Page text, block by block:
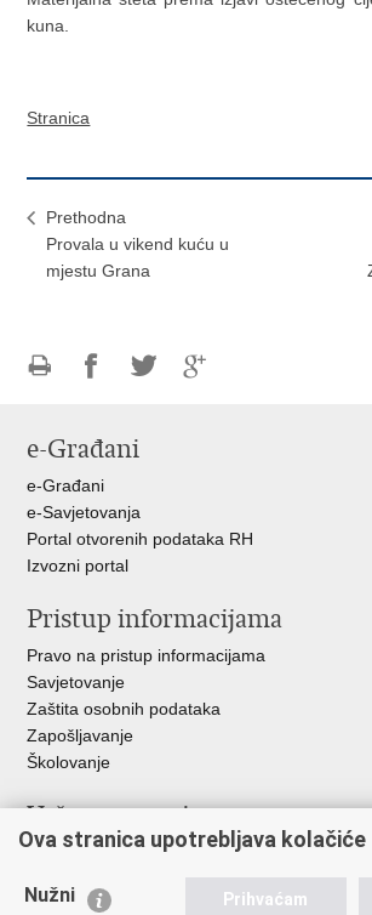
kuna.
Stranica
Prethodna
Provala u vikend kuću u
mjestu Grana
FacebookuTwitteru
e-Građani
e-Građani
e-Savjetovanja
Portal otvorenih podataka RH
Izvozni portal
Pristup informacijama
Pravo na pristup informacijama
Savjetovanje
Zaštita osobnih podataka
Zapošljavanje
Školovanje
Važne poveznice
Ministarstvo unutarnjih poslova
Udruge
Ova stranica upotrebljava kolačiće
Nužni Prihvaćam